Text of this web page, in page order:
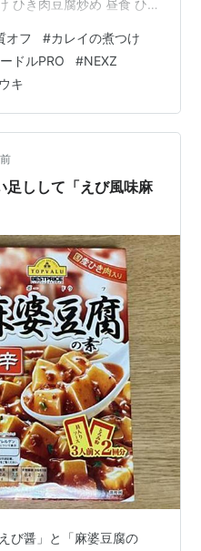
ひき肉豆腐炒め 昼食 ひと
ョウガ・酒・だしの素・
鍋に水と昆布を入れて１
たら、薄切りのショウガ
カントを入れて味を調え
凍させて入れ、落し蓋を
オフ #カレイの煮つけ
ドルPRO #NEXZ
キ
足しして「えび風味麻
び醤」と「麻婆豆腐の